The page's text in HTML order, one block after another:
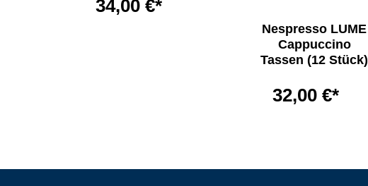
34,00 €*
Nespresso LUME
Cappuccino
Tassen (12 Stück)
32,00 €*